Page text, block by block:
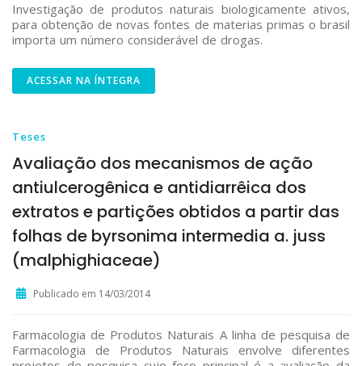
Investigação de produtos naturais biologicamente ativos,
para obtenção de novas fontes de materias primas o brasil
importa um número considerável de drogas.
ACESSAR NA ÍNTEGRA
Teses
Avaliação dos mecanismos de ação
antiulcerogênica e antidiarrêica dos
extratos e partições obtidos a partir das
folhas de byrsonima intermedia a. juss
(malphighiaceae)
Publicado em 14/03/2014
Farmacologia de Produtos Naturais A linha de pesquisa de
Farmacologia de Produtos Naturais envolve diferentes